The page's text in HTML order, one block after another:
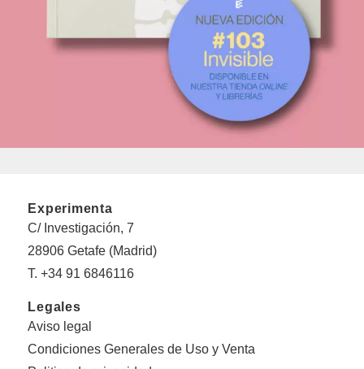
Experimenta
C/ Investigación, 7
28906 Getafe (Madrid)
T. +34 91 6846116
Legales
Aviso legal
Condiciones Generales de Uso y Venta